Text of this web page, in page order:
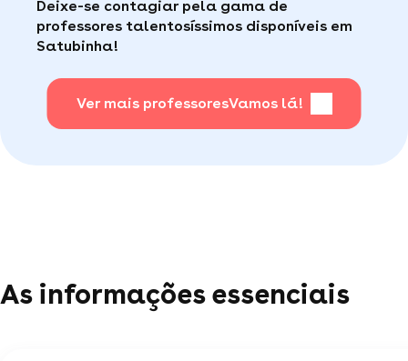
Faça sua busca, com apena um clique, é muito
consumidor de qualidade disponível para te ajudar
(por telefone e e-mail, 5J/7).
Para saber + acesse nossa página de perguntas
mais frequentes.
Deixe-se contagiar pela gama de
professores talentosíssimos disponíveis em
Satubinha!
Ver mais professoresVamos lá!
As informações essenciais